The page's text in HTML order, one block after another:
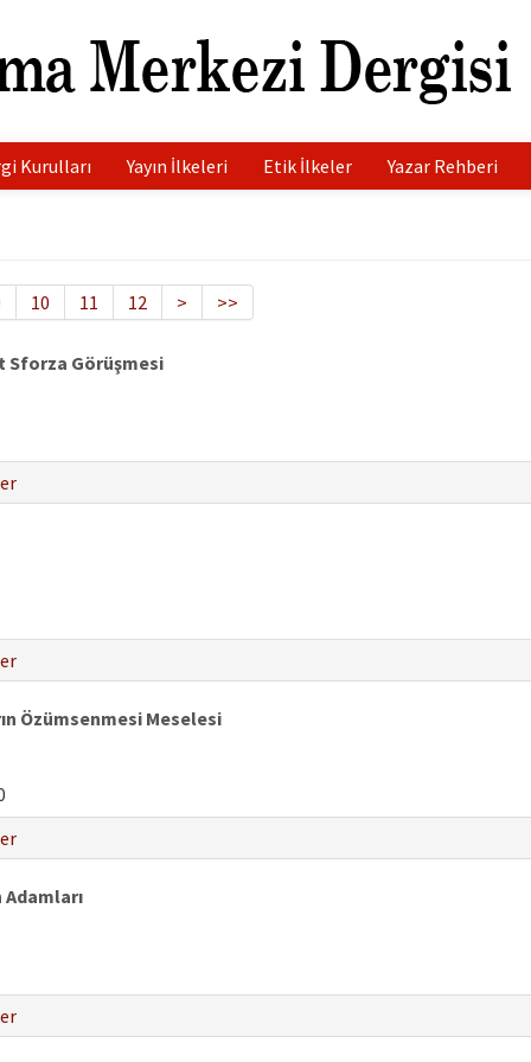
Kurulları Yayın İlkeleri Etik İlkeler Yazar Rehberi
10 11 12 > >>
Sforza Görüşmesi
Özümsenmesi Meselesi